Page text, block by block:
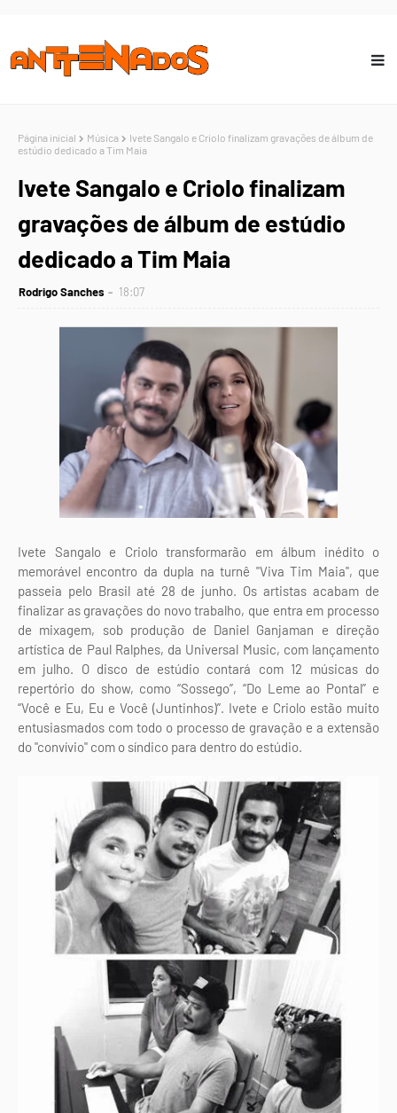
Página inicial Música
Ivete Sangalo e Criolo finalizam gravações de álbum de
estúdio dedicado a Tim Maia
Ivete Sangalo e Criolo finalizam
gravações de álbum de estúdio
dedicado a Tim Maia
Rodrigo Sanches 18:07
Ivete Sangalo e Criolo transformarão em álbum inédito o
memorável encontro da dupla na turnê "Viva Tim Maia", que
passeia pelo Brasil até 28 de junho. Os artistas acabam de
finalizar as gravações do novo trabalho, que entra em processo
de mixagem, sob produção de Daniel Ganjaman e direção
artística de Paul Ralphes, da Universal Music, com lançamento
em julho. O disco de estúdio contará com 12 músicas do
repertório do show, como “Sossego”, “Do Leme ao Pontal” e
“Você e Eu, Eu e Você (Juntinhos)”. Ivete e Criolo estão muito
entusiasmados com todo o processo de gravação e a extensão
do "convívio" com o síndico para dentro do estúdio.